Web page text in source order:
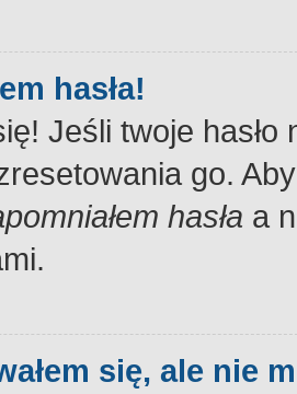
hasła!
Jeśli twoje
go.
hasła a
się, ale nie